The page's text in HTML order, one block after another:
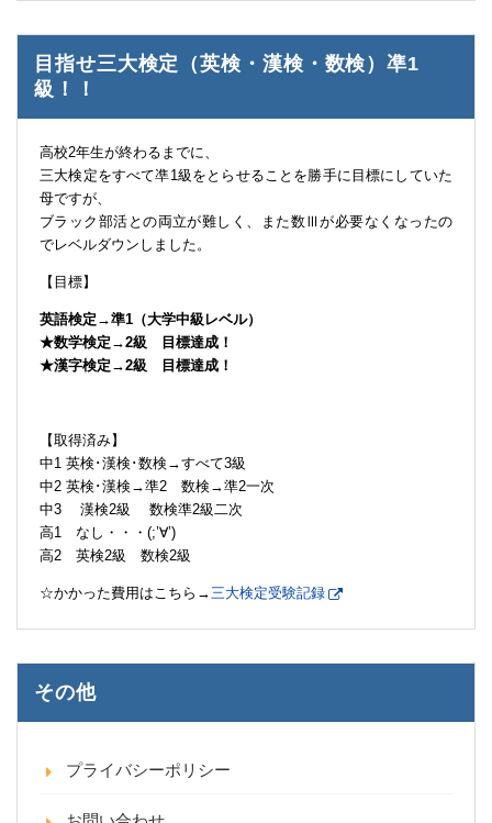
目指せ三大検定（英検・漢検・数検）凖1
級！！
高校2年生が終わるまでに、
三大検定をすべて凖1級をとらせることを勝手に目標にしていた
母ですが、
ブラック部活との両立が難しく、また数Ⅲが必要なくなったの
でレベルダウンしました。
【目標】
英語検定→準1（大学中級レベル）
★数学検定→2級 目標達成！
★漢字検定→2級 目標達成！
【取得済み】
中1 英検･漢検･数検→すべて3級
中2 英検･漢検→準2 数検→準2一次
中3 漢検2級 数検準2級二次
高1 なし・・・(;’∀’)
高2 英検2級 数検2級
☆かかった費用はこちら→三大検定受験記録
その他
プライバシーポリシー